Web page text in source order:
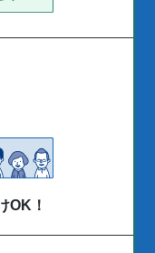
OK！